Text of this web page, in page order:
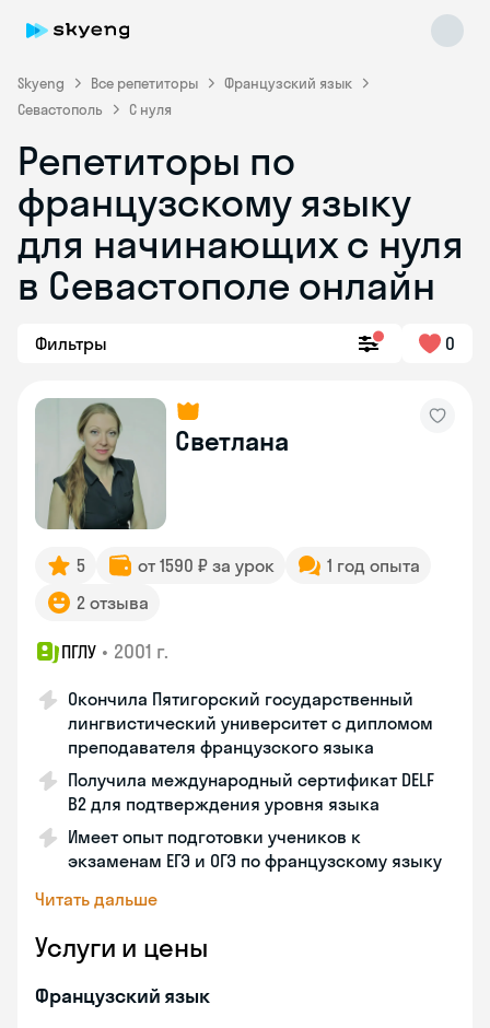
Skyeng Все репетиторы
Французский язык
Севастополь
С нуля
Репетиторы по
французскому языку
для начинающих с нуля
в Севастополе онлайн
Фильтры 0
Светлана
5 от 1590 ₽ за урок
1 год опыта
2 отзыва
ПГЛУ • 2001 г.
Окончила Пятигорский государственный
лингвистический университет с дипломом
преподавателя французского языка
Получила международный сертификат DELF
B2 для подтверждения уровня языка
Имеет опыт подготовки учеников к
экзаменам ЕГЭ и ОГЭ по французскому языку
Читать дальше
Услуги и цены
Французский язык
Skyeng Chat